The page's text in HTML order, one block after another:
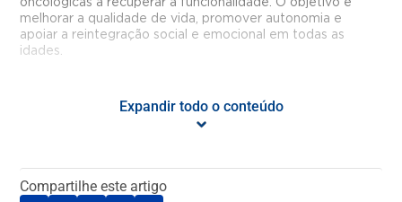
oncológicas a recuperar a funcionalidade. O objetivo é
melhorar a qualidade de vida, promover autonomia e
apoiar a reintegração social e emocional em todas as
idades.
Quais problemas podem ser
tratados pela Fisiatria?
A fisiatria tem um campo de atuação amplo, voltado para
a reabilitação de pacientes com limitações físicas ou
Expandir todo o conteúdo
Compartilhe este artigo